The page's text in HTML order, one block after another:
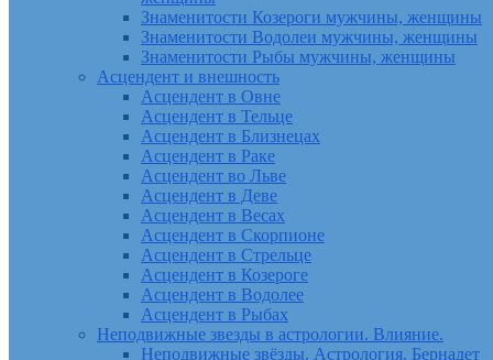
Знаменитости Козероги мужчины, женщины
Знаменитости Водолеи мужчины, женщины
Знаменитости Рыбы мужчины, женщины
Асцендент и внешность
Асцендент в Овне
Асцендент в Тельце
Асцендент в Близнецах
Асцендент в Раке
Асцендент во Льве
Асцендент в Деве
Асцендент в Весах
Асцендент в Скорпионе
Асцендент в Стрельце
Асцендент в Козероге
Асцендент в Водолее
Асцендент в Рыбах
Неподвижные звезды в астрологии. Влияние.
Неподвижные звёзды. Астрология. Бернадет